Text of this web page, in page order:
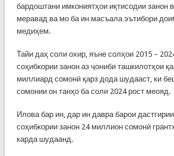
бардоштани имкониятҳои иқтисодии занон
меравад ва мо ба ин масъала эътибори
медиҳем.
Тайи даҳ соли охир, яъне солҳои 2015 –
соҳибкории занон аз ҷониби ташкилотҳои
миллиард сомонӣ қарз дода шудааст, ки
сомонии он танҳо ба соли 2024 рост меояд.
Илова бар ин, дар ин давра барои
соҳибкории занон 24 миллион сомонӣ
карда шудаанд.